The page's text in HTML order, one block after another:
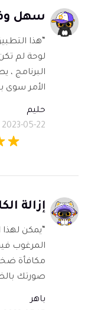
سهل
“هذا
لوحة لم
البرنامج
الأمر سوى
حليم
2023-05-22
إزالة
“يمكن لهذا
المرغوب
مكافأة
صورتك
باهر